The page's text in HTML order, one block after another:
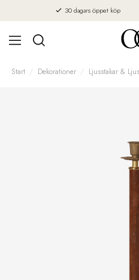
30 dagars öppet köp
Start Dekorationer Ljusstakar &